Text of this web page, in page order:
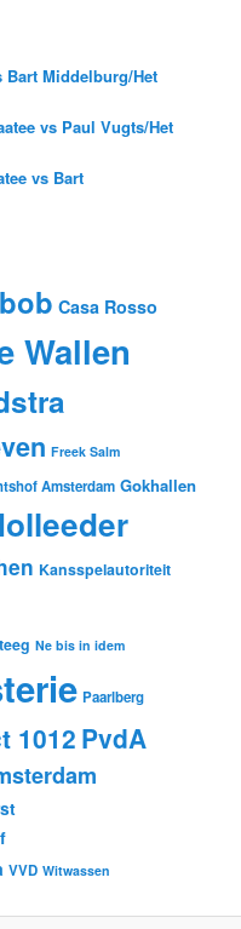
Bart Middelburg/Het
vs Paul Vugts/Het
vs Bart
Casa Rosso
Wallen
Freek Salm
Amsterdam Gokhallen
Kansspelautoriteit
Ne bis in idem
Paarlberg
1012 PvdA
VVD Witwassen